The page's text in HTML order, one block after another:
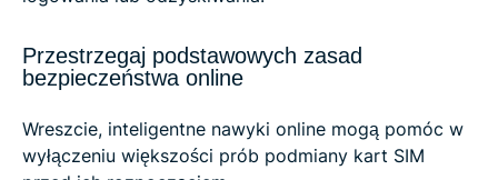
Przestrzegaj podstawowych zasad
bezpieczeństwa online
Wreszcie, inteligentne nawyki online mogą pomóc w
wyłączeniu większości prób podmiany kart SIM